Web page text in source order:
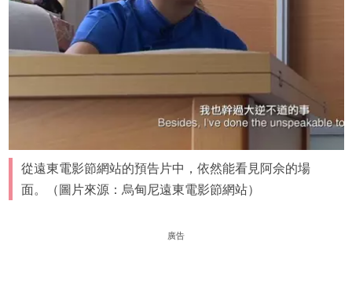
從遠東電影節網站的預告片中，依然能看見阿佘的場
面。（圖片來源：烏甸尼遠東電影節網站）
廣告